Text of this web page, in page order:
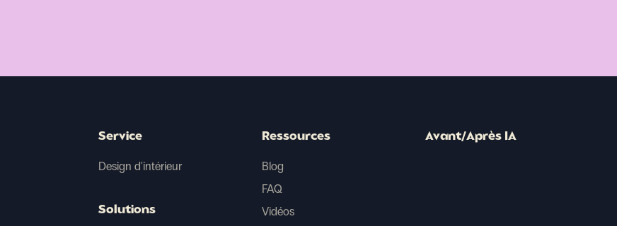
Service
Design d'intérieur
Solutions
Ressources
Blog
FAQ
Vidéos
Avant/Après IA